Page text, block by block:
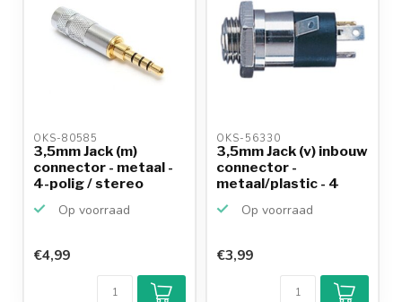
OKS-80585
3,5mm Jack (m)
connector - metaal -
4-polig / stereo
Op voorraad
€4,99
OKS-56330
3,5mm Jack (v) inbouw
connector -
metaal/plastic - 4
Op voorraad
€3,99